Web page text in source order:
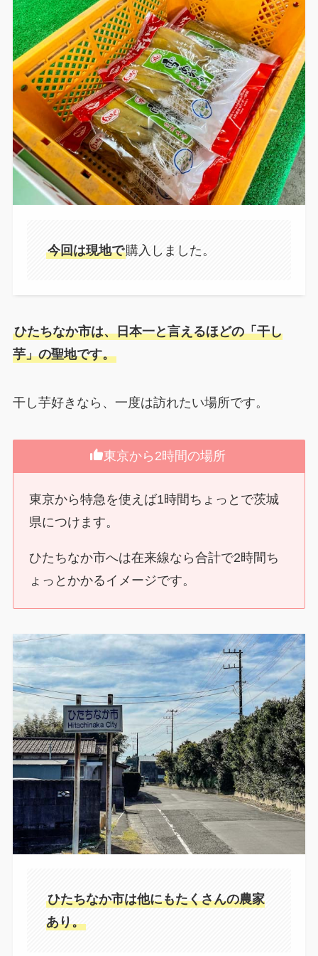
今回は現地で購入しました。
ひたちなか市は、日本一と言えるほどの「干し
芋」の聖地です。
干し芋好きなら、一度は訪れたい場所です。
東京から2時間の場所
東京から特急を使えば1時間ちょっとで茨城
県につけます。
ひたちなか市へは在来線なら合計で2時間ち
ょっとかかるイメージです。
ひたちなか市は他にもたくさんの農家
あり。